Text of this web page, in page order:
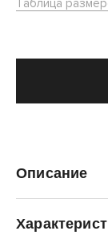
Таблица
Описание